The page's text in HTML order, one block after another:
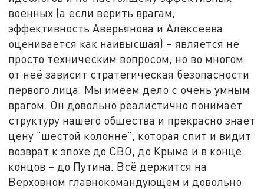
военных (а если верить врагам,
эффективность Аверьянова и Алексеева
оценивается как наивысшая) – является не
просто техническим вопросом, но во многом
от неё зависит стратегическая безопасности
первого лица. Мы имеем дело с очень умным
врагом. Он довольно реалистично понимает
структуру нашего общества и прекрасно знает
цену "шестой колонне", которая спит и видит
возврат к эпохе до СВО, до Крыма и в конце
концов – до Путина. Всё держится на
Верховном главнокомандующем и довольно